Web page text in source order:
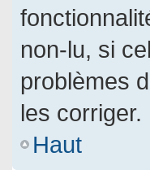
non-lu, si
problèmes
les corriger.
Haut